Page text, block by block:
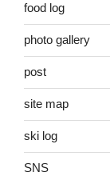
food log
photo gallery
post
site map
ski log
SNS